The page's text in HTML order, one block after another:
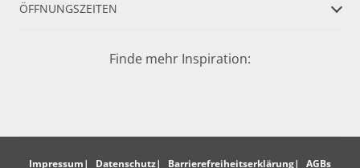
ÖFFNUNGSZEITEN
Finde mehr Inspiration:
Impressum Datenschutz Barrierefreiheitserklärung AGBs